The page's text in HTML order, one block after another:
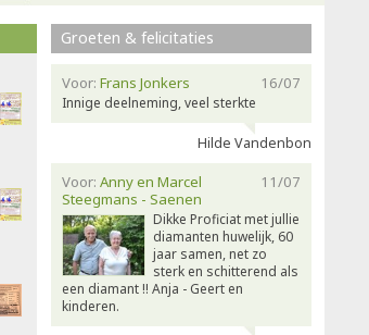
Groeten & felicitaties
16/07
Voor: Frans Jonkers
Innige deelneming, veel sterkte
Hilde Vandenbon
11/07
Voor: Anny en Marcel
Steegmans - Saenen
Dikke Proficiat met jullie
diamanten huwelijk, 60
jaar samen, net zo
sterk en schitterend als
een diamant !! Anja - Geert en
kinderen.